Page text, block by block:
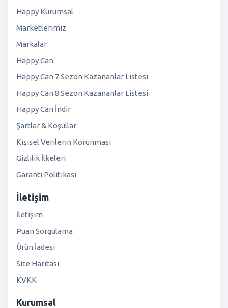
Happy Kurumsal
Marketlerimiz
Markalar
Happy Can
Happy Can 7.Sezon Kazananlar Listesi
Happy Can 8.Sezon Kazananlar Listesi
Happy Can İndir
Şartlar & Koşullar
Kişisel Verilerin Korunması
Gizlilik İlkeleri
Garanti Politikası
İletişim
İletişim
Puan Sorgulama
Ürün İadesi
Site Haritası
KVKK
Kurumsal